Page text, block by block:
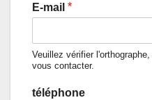
E-mail *
Veuillez vérifier
vous contacter.
téléphone